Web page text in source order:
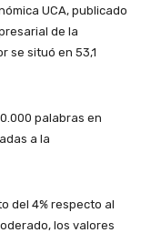
UCA, publicado
de la
se situó en 53,1
palabras en
a la
del 4% respecto al
los valores